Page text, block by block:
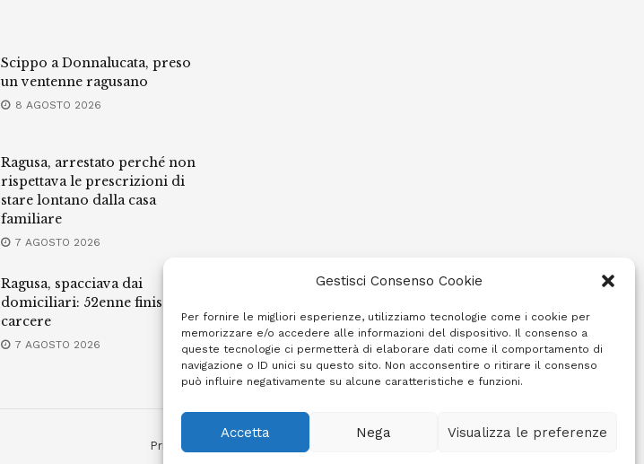
Gestisci Consenso Cookie
Per fornire le migliori esperienze, utilizziamo tecnologie come i cookie per
memorizzare e/o accedere alle informazioni del dispositivo. Il consenso a
queste tecnologie ci permetterà di elaborare dati come il comportamento di
navigazione o ID unici su questo sito. Non acconsentire o ritirare il consenso
può influire negativamente su alcune caratteristiche e funzioni.
Accetta Nega Visualizza le preferenze
Scippo a Donnalucata, preso
un ventenne ragusano
8 AGOSTO 2026
Ragusa, arrestato perché non
rispettava le prescrizioni di
stare lontano dalla casa
familiare
7 AGOSTO 2026
Ragusa, spacciava dai
domiciliari: 52enne finisce in
carcere
7 AGOSTO 2026
Privacy Policy Cookie Policy (UE)